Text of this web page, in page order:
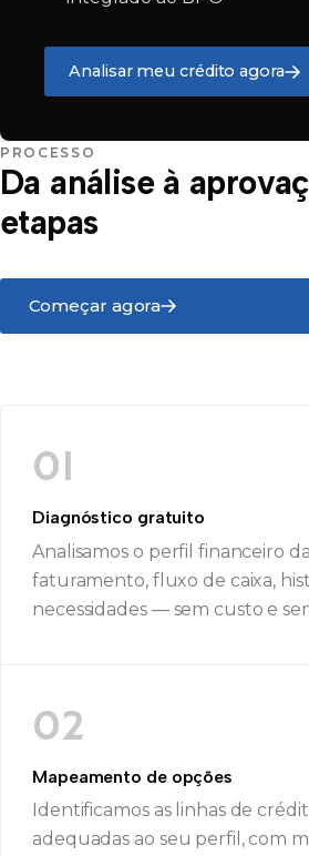
Analisar meu crédito agora
PROCESSO
Da análise à
etapas
Começar agora
01
Diagnóstico gratuito
Analisamos o perfil financeiro
faturamento, fluxo de caixa,
necessidades — sem custo e
02
Mapeamento de opções
Identificamos as linhas de
adequadas ao seu perfil, com